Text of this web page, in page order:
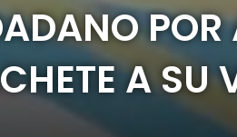
A SU